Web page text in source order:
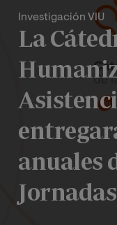
Investigación VIU
La
anuales